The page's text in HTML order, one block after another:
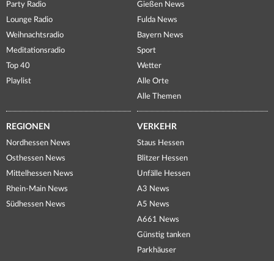
Party Radio
Lounge Radio
Weihnachtsradio
Meditationsradio
Top 40
Playlist
Gießen News
Fulda News
Bayern News
Sport
Wetter
Alle Orte
Alle Themen
REGIONEN
Nordhessen News
Osthessen News
Mittelhessen News
Rhein-Main News
Südhessen News
VERKEHR
Staus Hessen
Blitzer Hessen
Unfälle Hessen
A3 News
A5 News
A661 News
Günstig tanken
Parkhäuser